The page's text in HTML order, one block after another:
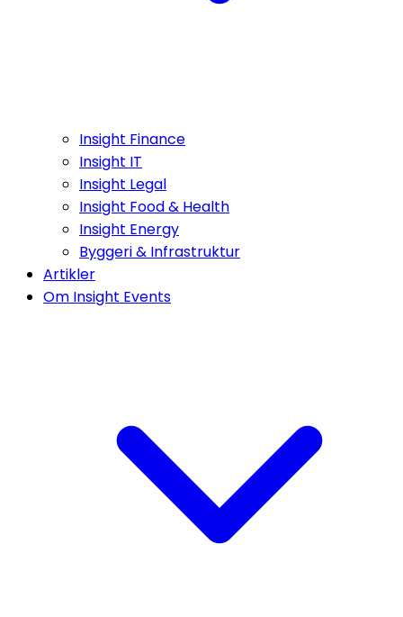
Insight Finance
Insight IT
Insight Legal
Insight Food & Health
Insight Energy
Byggeri & Infrastruktur
Artikler
Om Insight Events